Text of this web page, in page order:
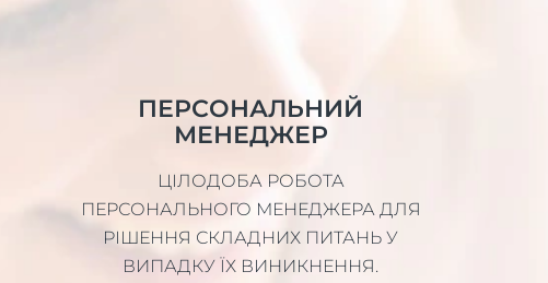
ПЕРСОНАЛЬНИЙ
МЕНЕДЖЕР
ЦІЛОДОБА РОБОТА
ПЕРСОНАЛЬНОГО МЕНЕДЖЕРА ДЛЯ
РІШЕННЯ СКЛАДНИХ ПИТАНЬ У
ВИПАДКУ ЇХ ВИНИКНЕННЯ.